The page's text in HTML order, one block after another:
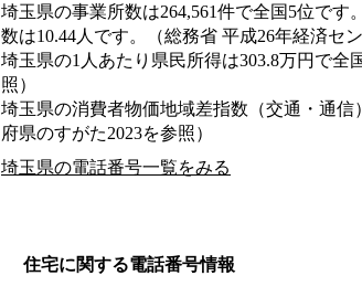
埼玉県の事業所数は264,561件で全国5位です
数は10.44人です。（総務省 平成26年経済セ
埼玉県の1人あたり県民所得は303.8万円で
照）
埼玉県の消費者物価地域差指数（交通・通
府県のすがた2023を参照）
埼玉県の電話番号一覧をみる
住宅に関する電話番号情報